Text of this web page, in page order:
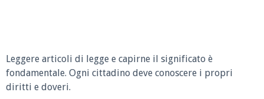
Leggere articoli di legge e capirne il significato è
fondamentale. Ogni cittadino deve conoscere i propri
diritti e doveri.